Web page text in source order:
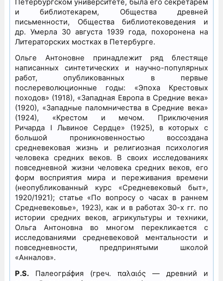
Петербургском университете, была его секретарём
и библиотекарем, Общества древней
письменности, Общества библиотековедения и
др. Умерла 30 августа 1939 года, похоронена на
Литераторских мостках в Петербурге.
Ольге Антоновне принадлежит ряд блестяще
написанных синтетических и научно-популярных
работ, опубликованных в первые
послереволюционные годы: «Эпоха Крестовых
походов» (1918), «Западная Европа в Средние века»
(1920), «Западные паломничества в Средние века»
(1924), «Крестом и мечом. Приключения
Ричарда I Львиное Сердце» (1925), в которых с
большой проникновенностью воссоздана
средневековая жизнь и религиозная психология
человека средних веков. В своих исследованиях
повседневной жизни человека средних веков, его
форм восприятия мира и переживания времени
(неопубликованный курс «Средневековый быт»,
1920/1921); статье «По вопросу о часах в раннем
Средневековье», 1923), как и в работах 30-х гг. по
истории средних веков, агрикультуры и техники,
Ольга Антоновна во многом перекликается с
исследованиями средневековой ментальности и
повседневности, предпринятыми школой
«Анналов».
P.S. Палеогра́фия (греч. παλαιóς — древний и